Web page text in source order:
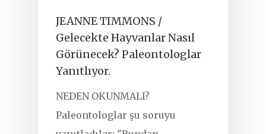
JEANNE TIMMONS /
Gelecekte Hayvanlar Nasıl
Görünecek? Paleontologlar
Yanıtlıyor.
NEDEN OKUNMALI?
Paleontologlar şu soruyu